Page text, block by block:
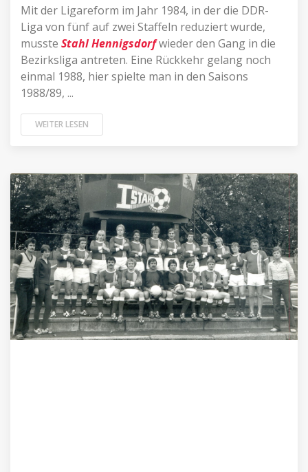
Mit der Ligareform im Jahr 1984, in der die DDR-
Liga von fünf auf zwei Staffeln reduziert wurde,
musste Stahl Hennigsdorfwieder den Gang in die
Bezirksliga antreten. Eine Rückkehr gelang noch
einmal 1988, hier spielte man in den Saisons
1988/89, ...
WEITER LESEN